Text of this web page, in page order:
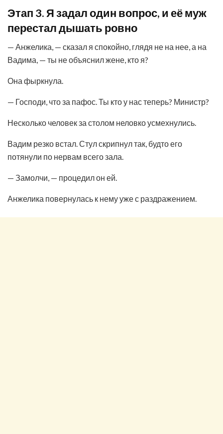
Этап 3. Я задал один вопрос, и её муж
перестал дышать ровно
— Анжелика, — сказал я спокойно, глядя не на нее, а на
Вадима, — ты не объяснил жене, кто я?
Она фыркнула.
— Господи, что за пафос. Ты кто у нас теперь? Министр?
Несколько человек за столом неловко усмехнулись.
Вадим резко встал. Стул скрипнул так, будто его
потянули по нервам всего зала.
— Замолчи, — процедил он ей.
Анжелика повернулась к нему уже с раздражением.